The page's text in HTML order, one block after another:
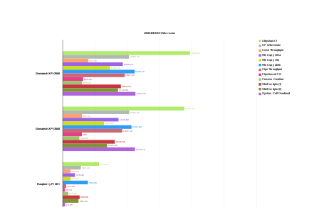
3946.80
3767.30
1125.60
2055.40
2063.50
563.10
795.60
597.80
242.90
1865.20
1729.80
379.40
1468.20
1280.60
245.40
2229.70
2132.80
782.30
1921.50
1847.30
110.30
634.30
596
65.70
603.30
516.90
175.40
1804.70
1616.60
525.90
1715.80
1376.80
491.30
2254.30
2239.70
74.80
UNIXBENCH Multicore
Geniatech XPI-3566
Geniatech XPI-3568
Raspberry Pi 3B+
Dhrystone 2
DP Whetstone
Execl Throughput
File Copy 1024
File Copy 256
File Copy 4096
Pipe Throughput
Pipe-based CS
Process Creation
Shell scripts (1)
Shell scripts (8)
System Call Overhead